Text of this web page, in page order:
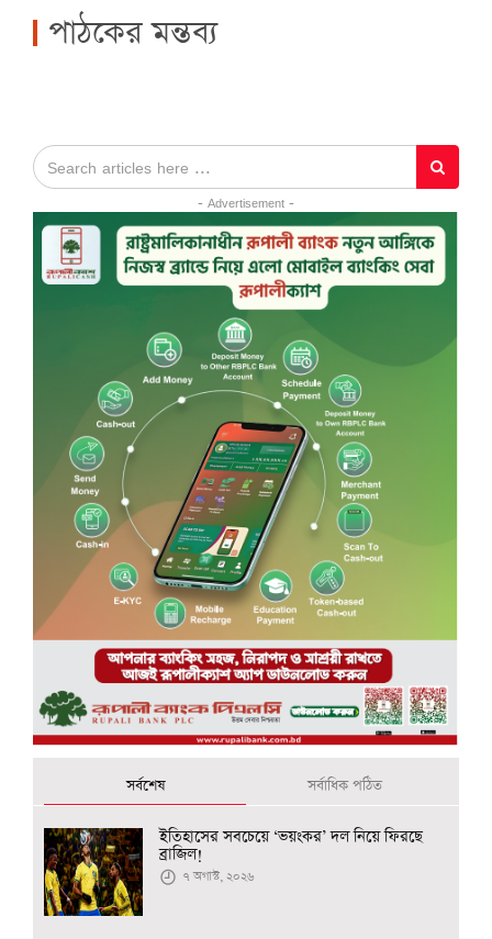
পাঠকের মন্তব্য
- Advertisement -
সর্বশেষ সর্বাধিক পঠিত
ইতিহাসের সবচেয়ে ‘ভয়ংকর’ দল নিয়ে ফিরছে
ব্রাজিল!
৭ অগাস্ট, ২০২৬